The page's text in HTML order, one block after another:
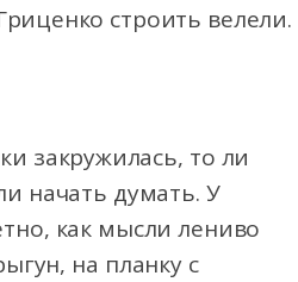
строить велели.
закружилась, то ли
начать думать. У
как мысли лениво
на планку с